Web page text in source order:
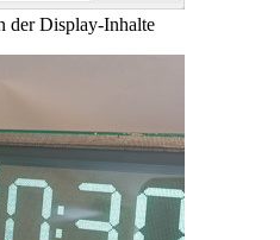
der Display-Inhalte